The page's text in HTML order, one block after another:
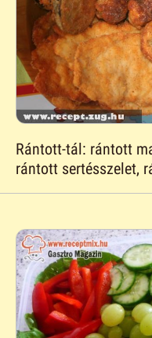
Rántott-tál: rántott
rántott sertésszelet,